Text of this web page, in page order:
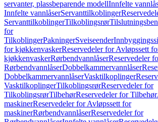
servanter, plassbeparende modellInnfelte
Innfelte vannlåserServanttilkoblinger
ServanttilkoblingerTilkoblingsrør
for
TilkoblingerPakningerSveiseender
for kjøkkenvaskerReservedeler for Avløpssett
kjøkkenvaskerRørbendvannlåserReservedeler
RørbendvannlåserDobbelkammervannlåser
DobbelkammervannlåserVasktilkoplinger
VasktilkoplingerTilkoblingsrørReservedeler for
TilkoblingsrørTilbehørReservedeler for Tilbehør
maskinerReservedeler for Avløpssett for
maskinerRørbendvannlåserReservedeler for